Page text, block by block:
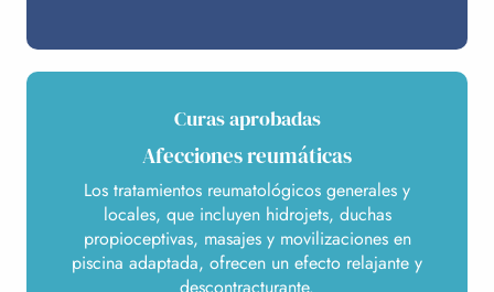
Curas aprobadas
Afecciones reumáticas
Los tratamientos reumatológicos generales y
locales, que incluyen hidrojets, duchas
propioceptivas, masajes y movilizaciones en
piscina adaptada, ofrecen un efecto relajante y